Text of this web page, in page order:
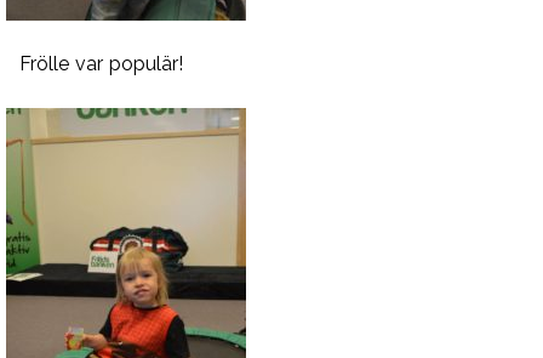
Frölle var populär!